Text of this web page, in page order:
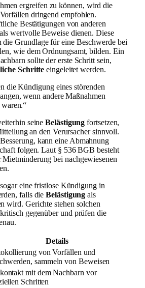
ergreifen zu können, wird die
dringend empfohlen.
Bestätigungen von anderen
wertvolle Beweise dienen. Diese
Grundlage für eine Beschwerde bei
wie dem Ordnungsamt, bilden. Ein
sollte der erste Schritt sein,
Schritte eingeleitet werden.
die Kündigung eines störenden
wenn andere Maßnahmen
seineBelästigung fortsetzen,
an den Verursacher sinnvoll.
kann eine Abmahnung
folgen. Laut § 536 BGB besteht
Mietminderung bei nachgewiesenen
eine fristlose Kündigung in
falls dieBelästigung als
wird. Gerichte stehen solchen
gegenüber und prüfen die
Details
von Vorfällen und
sammeln von Beweisen
mit dem Nachbarn vor
Schritten